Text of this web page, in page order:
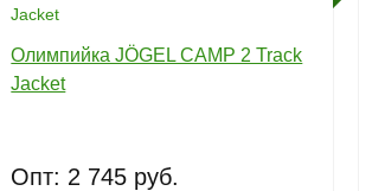
Олимпийка JÖGEL CAMP 2 Track
Jacket
Опт: 2 745 руб.